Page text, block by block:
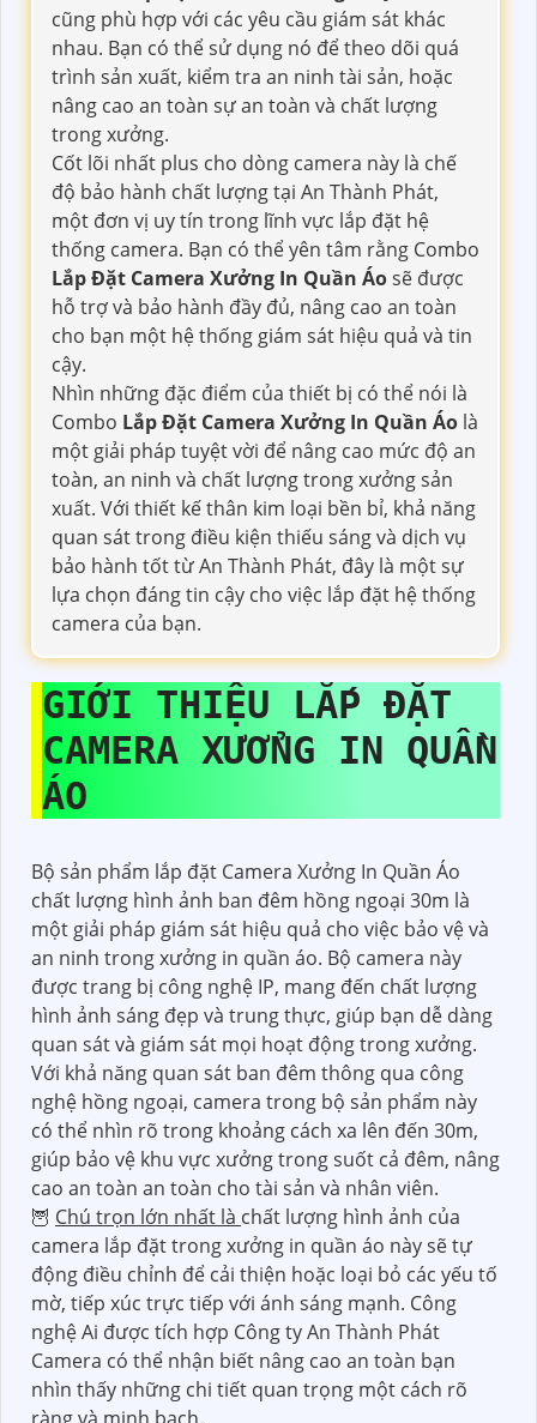
cũng phù hợp với các yêu cầu giám sát khác
nhau. Bạn có thể sử dụng nó để theo dõi quá
trình sản xuất, kiểm tra an ninh tài sản, hoặc
nâng cao an toàn sự an toàn và chất lượng
trong xưởng.
Cốt lõi nhất plus cho dòng camera này là chế
độ bảo hành chất lượng tại An Thành Phát,
một đơn vị uy tín trong lĩnh vực lắp đặt hệ
thống camera. Bạn có thể yên tâm rằng Combo
Lắp Đặt Camera Xưởng In Quần Áosẽ được
hỗ trợ và bảo hành đầy đủ, nâng cao an toàn
cho bạn một hệ thống giám sát hiệu quả và tin
cậy.
Nhìn những đặc điểm của thiết bị có thể nói là
Combo Lắp Đặt Camera Xưởng In Quần Áo là
một giải pháp tuyệt vời để nâng cao mức độ an
toàn, an ninh và chất lượng trong xưởng sản
xuất. Với thiết kế thân kim loại bền bỉ, khả năng
quan sát trong điều kiện thiếu sáng và dịch vụ
bảo hành tốt từ An Thành Phát, đây là một sự
lựa chọn đáng tin cậy cho việc lắp đặt hệ thống
camera của bạn.
GIỚI THIỆU LẮP ĐẶT
CAMERA XƯỞNG IN QUẦN
ÁO
Bộ sản phẩm lắp đặt Camera Xưởng In Quần Áo
chất lượng hình ảnh ban đêm hồng ngoại 30m là
một giải pháp giám sát hiệu quả cho việc bảo vệ và
an ninh trong xưởng in quần áo. Bộ camera này
được trang bị công nghệ IP, mang đến chất lượng
hình ảnh sáng đẹp và trung thực, giúp bạn dễ dàng
quan sát và giám sát mọi hoạt động trong xưởng.
Với khả năng quan sát ban đêm thông qua công
nghệ hồng ngoại, camera trong bộ sản phẩm này
có thể nhìn rõ trong khoảng cách xa lên đến 30m,
giúp bảo vệ khu vực xưởng trong suốt cả đêm, nâng
cao an toàn an toàn cho tài sản và nhân viên.
🦉 Chú trọn lớn nhất là chất lượng hình ảnh của
camera lắp đặt trong xưởng in quần áo này sẽ tự
động điều chỉnh để cải thiện hoặc loại bỏ các yếu tố
mờ, tiếp xúc trực tiếp với ánh sáng mạnh. Công
nghệ Ai được tích hợp Công ty An Thành Phát
Camera có thể nhận biết nâng cao an toàn bạn
nhìn thấy những chi tiết quan trọng một cách rõ
ràng và minh bạch.